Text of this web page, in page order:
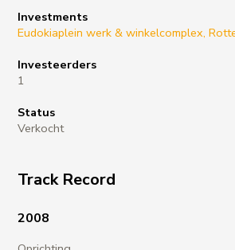
Investments
Eudokiaplein werk & winkelcomplex,
Investeerders
1
Status
Verkocht
Track Record
2008